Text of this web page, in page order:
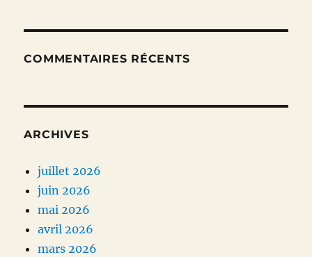
COMMENTAIRES RÉCENTS
ARCHIVES
juillet 2026
juin 2026
mai 2026
avril 2026
mars 2026